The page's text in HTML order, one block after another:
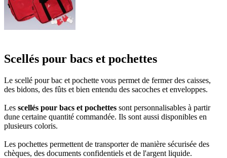
Scellés pour bacs et pochettes
Le scellé pour bac et pochette vous permet de fermer des caisses,
des bidons, des fûts et bien entendu des sacoches et enveloppes.
Les scellés pour bacs et pochettes sont personnalisables à partir
dune certaine quantité commandée. Ils sont aussi disponibles en
plusieurs coloris.
Les pochettes permettent de transporter de manière sécurisée des
chèques, des documents confidentiels et de l'argent liquide.